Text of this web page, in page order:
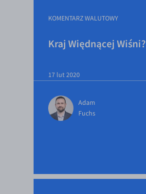
KOMENTARZ WALUTOWY
Kraj Więdnącej Wiśni?
17 lut 2020
Adam
Fuchs